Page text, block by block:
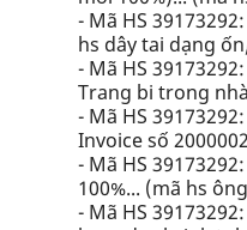
- Mã HS
hs dây tai dạng
- Mã HS
Trang bi trong
- Mã HS
Invoice số
- Mã HS
100%... (mã hs
- Mã HS